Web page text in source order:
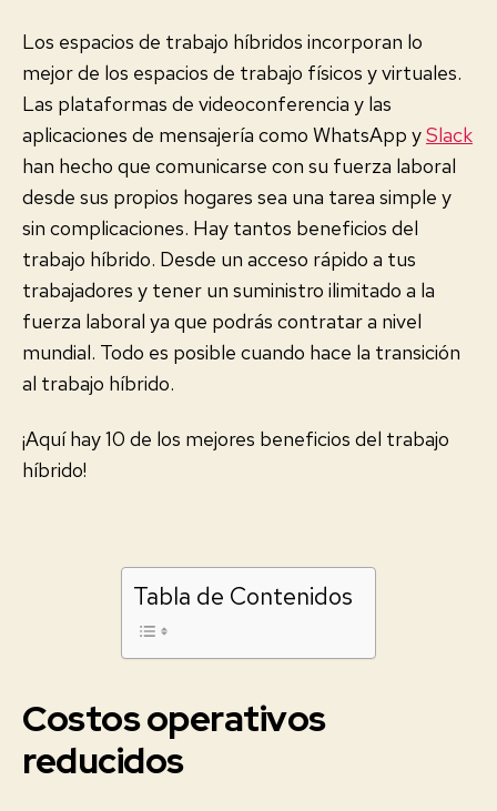
Los espacios de trabajo híbridos incorporan lo
mejor de los espacios de trabajo físicos y virtuales.
Las plataformas de videoconferencia y las
aplicaciones de mensajería como WhatsApp ySlack
han hecho que comunicarse con su fuerza laboral
desde sus propios hogares sea una tarea simple y
sin complicaciones. Hay tantos beneficios del
trabajo híbrido. Desde un acceso rápido a tus
trabajadores y tener un suministro ilimitado a la
fuerza laboral ya que podrás contratar a nivel
mundial. Todo es posible cuando hace la transición
al trabajo híbrido.
¡Aquí hay 10 de los mejores beneficios del trabajo
híbrido!
Tabla de Contenidos
Costos operativos
reducidos